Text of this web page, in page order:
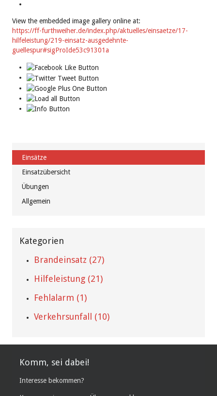
View the embedded image gallery online at:
https://ff-furthweiher.de/index.php/aktuelles/einsaetze/17-
hilfeleistung/219-einsatz-ausgedehnte-
guellespur#sigProIde53c91301a
Einsätze
Einsatzübersicht
Übungen
Allgemein
Kategorien
Brandeinsatz (27)
Hilfeleistung (21)
Fehlalarm (1)
Verkehrsunfall (10)
Komm, sei dabei!
Interesse bekommen?